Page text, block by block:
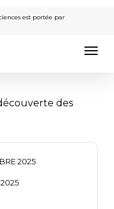
est portée par
des
2025